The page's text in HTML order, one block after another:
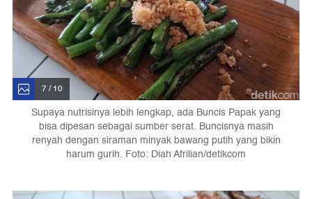
7 / 10
Supaya nutrisinya lebih lengkap, ada Buncis Papak yang
bisa dipesan sebagai sumber serat. Buncisnya masih
renyah dengan siraman minyak bawang putih yang bikin
harum gurih. Foto: Diah Afrilian/detikcom